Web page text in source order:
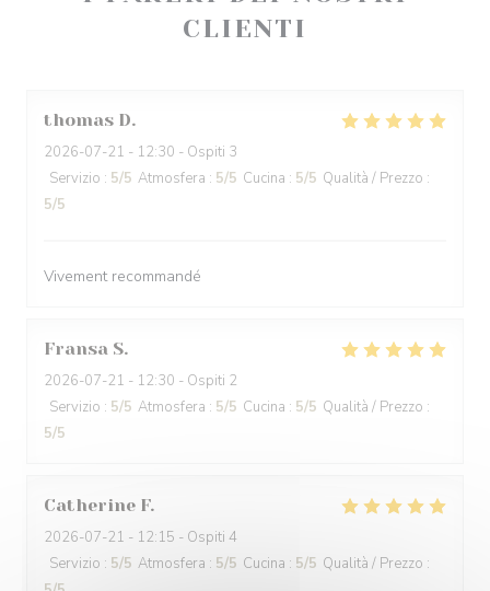
CLIENTI
thomas D
2026-07-21 - 12:30 - Ospiti 3
Servizio : 5/5 Atmosfera : 5/5 Cucina : 5/5 Qualità / Prezzo :
5/5
Vivement recommandé
Fransa S
2026-07-21 - 12:30 - Ospiti 2
Servizio : 5/5 Atmosfera : 5/5 Cucina : 5/5 Qualità / Prezzo :
5/5
Catherine F
2026-07-21 - 12:15 - Ospiti 4
Servizio : 5/5 Atmosfera : 5/5 Cucina : 5/5 Qualità / Prezzo :